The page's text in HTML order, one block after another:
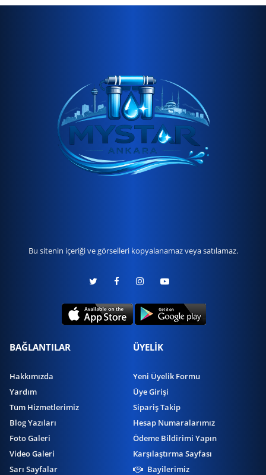
Bu sitenin içeriği ve görselleri kopyalanamaz veya satılamaz.
BAĞLANTILAR
Hakkımızda
Yardım
Tüm Hizmetlerimiz
Blog Yazıları
Foto Galeri
Video Galeri
Sarı Sayfalar
ÜYELİK
Yeni Üyelik Formu
Üye Girişi
Sipariş Takip
Hesap Numaralarımız
Ödeme Bildirimi Yapın
Karşılaştırma Sayfası
Bayilerimiz